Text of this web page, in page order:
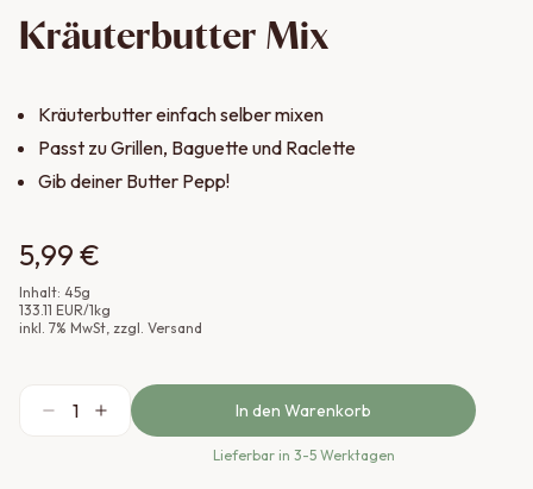
Kräuterbutter Mix
Kräuterbutter einfach selber mixen
Passt zu Grillen, Baguette und Raclette
Gib deiner Butter Pepp!
5,99 €
Inhalt: 45g
133.11 EUR/1kg
inkl. 7% MwSt, zzgl. Versand
1 In den Warenkorb
Lieferbar in 3-5 Werktagen